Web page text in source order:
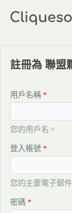
註冊為 聯盟
用戶名稱
您的用戶名。
登入帳號
您的主要電子郵
密碼